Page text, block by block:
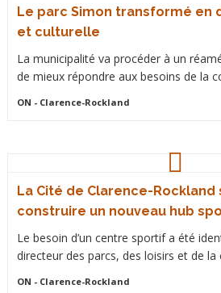
Le parc Simon transformé en
et culturelle
La municipalité va procéder à un
de mieux répondre aux besoins de la
ON - Clarence-Rockland
La Cité de Clarence-Rockland
construire un nouveau hub
Le besoin d’un centre sportif a été
directeur des parcs, des loisirs et de la
ON - Clarence-Rockland